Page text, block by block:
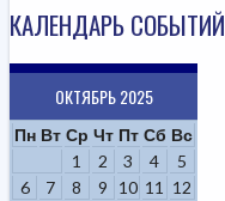
КАЛЕНДАРЬ СОБЫТИЙ
ОКТЯБРЬ 2025
Пн Вт Ср Чт Пт Сб Вс
1
2 3 4
5
6
7 8 9 10 11
12